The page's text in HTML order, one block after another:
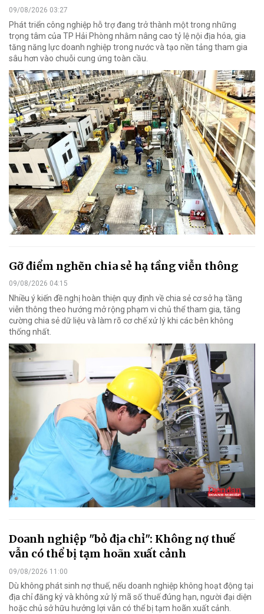
09/08/2026 03:27
Phát triển công nghiệp hỗ trợ đang trở thành một trong những
trọng tâm của TP Hải Phòng nhằm nâng cao tỷ lệ nội địa hóa, gia
tăng năng lực doanh nghiệp trong nước và tạo nền tảng tham gia
sâu hơn vào chuỗi cung ứng toàn cầu.
Gỡ điểm nghẽn chia sẻ hạ tầng viễn thông
09/08/2026 04:15
Nhiều ý kiến đề nghị hoàn thiện quy định về chia sẻ cơ sở hạ tầng
viễn thông theo hướng mở rộng phạm vi chủ thể tham gia, tăng
cường chia sẻ dữ liệu và làm rõ cơ chế xử lý khi các bên không
thống nhất.
Doanh nghiệp "bỏ địa chỉ": Không nợ thuế
vẫn có thể bị tạm hoãn xuất cảnh
09/08/2026 11:00
Dù không phát sinh nợ thuế, nếu doanh nghiệp không hoạt động tại
địa chỉ đăng ký và không xử lý mã số thuế đúng hạn, người đại diện
hoặc chủ sở hữu hưởng lợi vẫn có thể bị tạm hoãn xuất cảnh.